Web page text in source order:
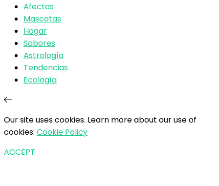
Afectos
Mascotas
Hogar
Sabores
Astrología
Tendencias
Ecología
Our site uses cookies. Learn more about our use of
cookies: Cookie Policy
ACCEPT